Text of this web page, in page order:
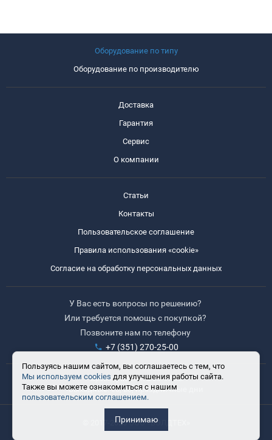
Оборудование по типу
Оборудование по производителю
Доставка
Гарантия
Сервис
О компании
Статьи
Контакты
Пользовательское соглашение
Правила использования «cookie»
Согласие на обработку персональных данных
У Вас есть вопросы по решению?
Или требуется помощь с покупкой?
Позвоните нам по телефону
+7 (351) 270-25-00
Время работы: 8:30-17:30
Выходные: сб, вс, праздничные дни
© 2017-2025 ООО «ВЭЛДТЕХ»
Пользуясь нашим сайтом, вы соглашаетесь с тем, что
Мы используем cookies для улучшения работы сайта.
Также вы можете ознакомиться с нашим
пользовательским соглашением.
Принимаю